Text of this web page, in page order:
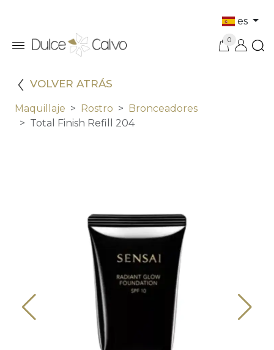
es
0
VOLVER ATRÁS
Maquillaje Rostro
Bronceadores
Total Finish Refill 204